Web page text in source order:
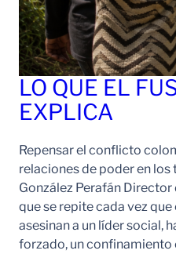
LO QUE EL
EXPLICA
Repensar el conflicto
relaciones de poder en
González Perafán Director
que se repite cada vez
asesinan a un líder social,
forzado, un confinamiento